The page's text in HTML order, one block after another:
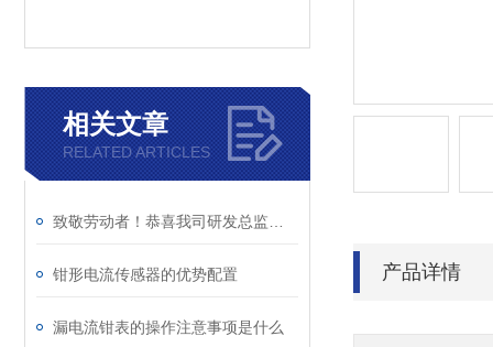
相关文章
RELATED ARTICLES
钳形电流传感器的优势配置
漏电流钳表的操作注意事项是什么
产品详情